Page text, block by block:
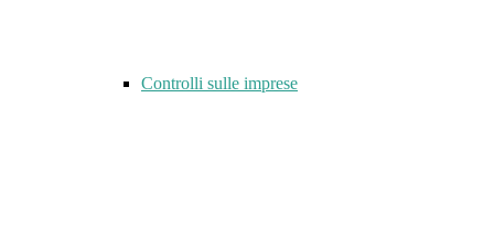
Controlli sulle imprese